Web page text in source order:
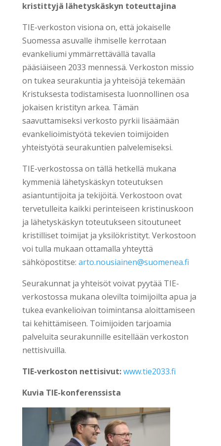
kristittyjä lähetyskäskyn toteuttajina
TIE-verkoston visiona on, että jokaiselle
Suomessa asuvalle ihmiselle kerrotaan
evankeliumi ymmärrettävällä tavalla
pääsiäiseen 2033 mennessä. Verkoston missio
on tukea seurakuntia ja yhteisöjä tekemään
Kristuksesta todistamisesta luonnollinen osa
jokaisen kristityn arkea. Tämän
saavuttamiseksi verkosto pyrkii lisäämään
evankelioimistyötä tekevien toimijoiden
yhteistyötä seurakuntien palvelemiseksi.
TIE-verkostossa on tällä hetkellä mukana
kymmeniä lähetyskäskyn toteutuksen
asiantuntijoita ja tekijöitä. Verkostoon ovat
tervetulleita kaikki perinteiseen kristinuskoon
ja lähetyskäskyn toteutukseen sitoutuneet
kristilliset toimijat ja yksilökristityt. Verkostoon
voi tulla mukaan ottamalla yhteyttä
sähköpostitse: arto.nousiainen@suomenea.fi
Seurakunnat ja yhteisöt voivat pyytää TIE-
verkostossa mukana olevilta toimijoilta apua ja
tukea evankelioivan toimintansa aloittamiseen
tai kehittämiseen. Toimijoiden tarjoamia
palveluita seurakunnille esitellään verkoston
nettisivuilla.
TIE-verkoston nettisivut:www.tie2033.fi
Kuvia TIE-konferenssista